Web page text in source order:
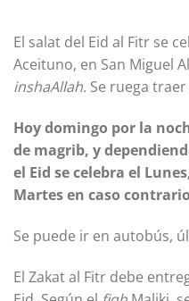
El salat del Eid al Fitr se
Aceituno, en San Miguel
inshaAllah. Se ruega
Hoy domingo por la
de magrib, y
el Eid se celebra el
Martes en caso
Se puede ir en autobús,
El Zakat al Fitr debe